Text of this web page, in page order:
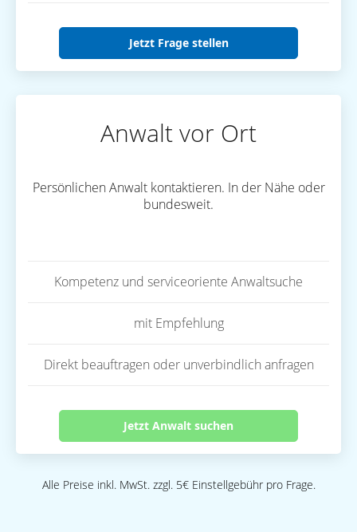
Jetzt Frage stellen
Anwalt vor Ort
Persönlichen Anwalt kontaktieren. In der Nähe oder
bundesweit.
Kompetenz und serviceoriente Anwaltsuche
mit Empfehlung
Direkt beauftragen oder unverbindlich anfragen
Jetzt Anwalt suchen
Alle Preise inkl. MwSt. zzgl. 5€ Einstellgebühr pro Frage.